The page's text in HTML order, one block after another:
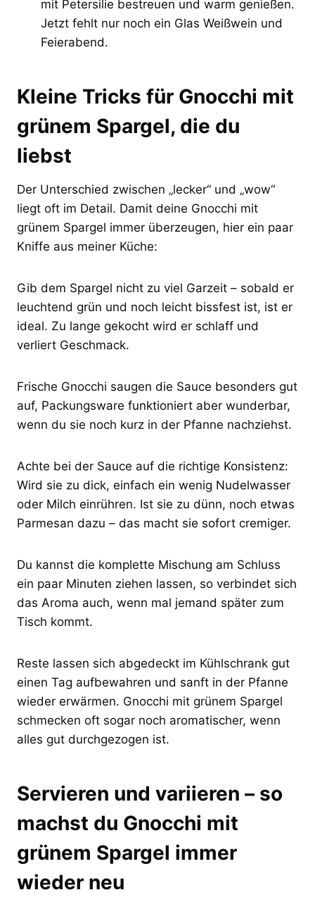
mit Petersilie bestreuen und warm genießen.
Jetzt fehlt nur noch ein Glas Weißwein und
Feierabend.
Kleine Tricks für Gnocchi mit
grünem Spargel, die du
liebst
Der Unterschied zwischen „lecker“ und „wow“
liegt oft im Detail. Damit deine Gnocchi mit
grünem Spargel immer überzeugen, hier ein paar
Kniffe aus meiner Küche:
Gib dem Spargel nicht zu viel Garzeit – sobald er
leuchtend grün und noch leicht bissfest ist, ist er
ideal. Zu lange gekocht wird er schlaff und
verliert Geschmack.
Frische Gnocchi saugen die Sauce besonders gut
auf, Packungsware funktioniert aber wunderbar,
wenn du sie noch kurz in der Pfanne nachziehst.
Achte bei der Sauce auf die richtige Konsistenz:
Wird sie zu dick, einfach ein wenig Nudelwasser
oder Milch einrühren. Ist sie zu dünn, noch etwas
Parmesan dazu – das macht sie sofort cremiger.
Du kannst die komplette Mischung am Schluss
ein paar Minuten ziehen lassen, so verbindet sich
das Aroma auch, wenn mal jemand später zum
Tisch kommt.
Reste lassen sich abgedeckt im Kühlschrank gut
einen Tag aufbewahren und sanft in der Pfanne
wieder erwärmen. Gnocchi mit grünem Spargel
schmecken oft sogar noch aromatischer, wenn
alles gut durchgezogen ist.
Servieren und variieren – so
machst du Gnocchi mit
grünem Spargel immer
wieder neu